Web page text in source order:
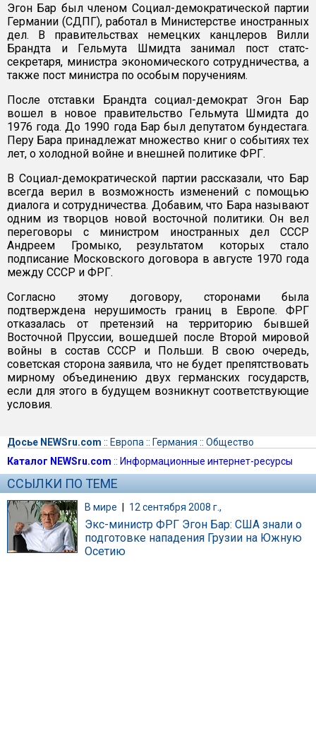
Эгон Бар был членом Социал-демократической партии
Германии (СДПГ), работал в Министерстве иностранных
дел. В правительствах немецких канцлеров Вилли
Брандта и Гельмута Шмидта занимал пост статс-
секретаря, министра экономического сотрудничества, а
также пост министра по особым поручениям.
После отставки Брандта социал-демократ Эгон Бар
вошел в новое правительство Гельмута Шмидта до
1976 года. До 1990 года Бар был депутатом бундестага.
Перу Бара принадлежат множество книг о событиях тех
лет, о холодной войне и внешней политике ФРГ.
В Социал-демократической партии рассказали, что Бар
всегда верил в возможность изменений с помощью
диалога и сотрудничества. Добавим, что Бара называют
одним из творцов новой восточной политики. Он вел
переговоры с министром иностранных дел СССР
Андреем Громыко, результатом которых стало
подписание Московского договора в августе 1970 года
между СССР и ФРГ.
Согласно этому договору, сторонами была
подтверждена нерушимость границ в Европе. ФРГ
отказалась от претензий на территорию бывшей
Восточной Пруссии, вошедшей после Второй мировой
войны в состав СССР и Польши. В свою очередь,
советская сторона заявила, что не будет препятствовать
мирному объединению двух германских государств,
если для этого в будущем возникнут соответствующие
условия.
Досье NEWSru.com :: Европа :: Германия :: Общество
Каталог NEWSru.com :: Информационные интернет-ресурсы
ССЫЛКИ ПО ТЕМЕ
В мире | 12 сентября 2008 г.,
Экс-министр ФРГ Эгон Бар: США знали о
подготовке нападения Грузии на Южную
Осетию